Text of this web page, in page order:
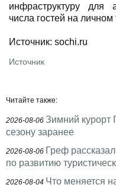
инфраструктуру для
числа гостей на
Источник: sochi.ru
Источник
Читайте также:
2026-08-06 Зимний курорт
сезону заранее
2026-08-06 Греф
по развитию
2026-08-04 Что меняется